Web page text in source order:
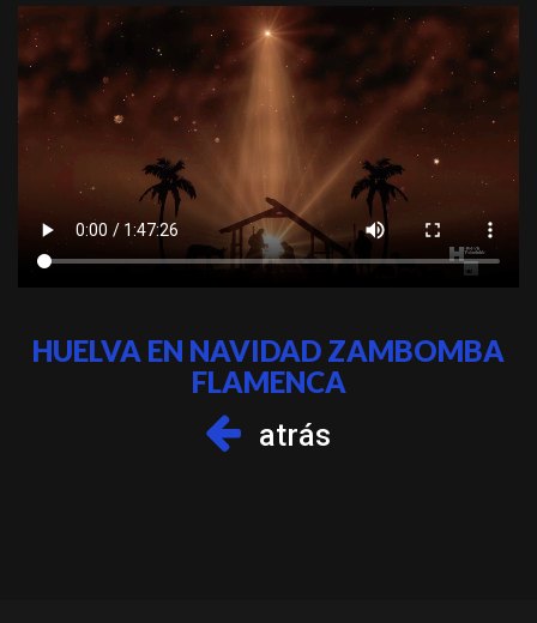
HUELVA EN NAVIDAD ZAMBOMBA
FLAMENCA
atrás